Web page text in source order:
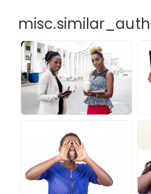
misc.similar_auth